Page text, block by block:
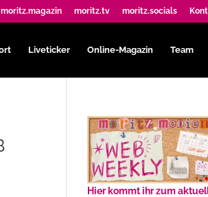
moritz.magazin moritz.tv moritz.socials
Liveticker Online-Magazin Team
Hier kommt ihr zum